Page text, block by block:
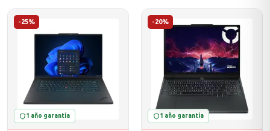
-25%
1 año garantía
-20%
1 año garantía